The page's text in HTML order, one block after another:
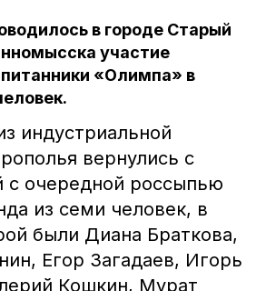
в городе Старый
участие
«Олимпа» в
индустриальной
вернулись с
с очередной россыпью
из семи человек, в
были Диана Браткова,
Егор Загадаев, Игорь
Кошкин, Мурат